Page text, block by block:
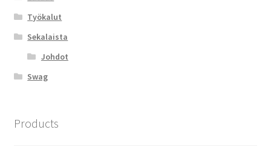
Työkalut
Sekalaista
Johdot
Swag
Products